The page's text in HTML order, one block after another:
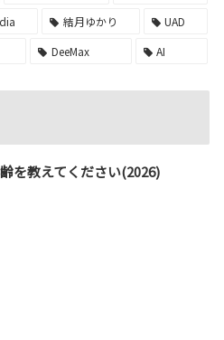
結月ゆかり
UAD
DeeMax AI
を教えてください(2026)